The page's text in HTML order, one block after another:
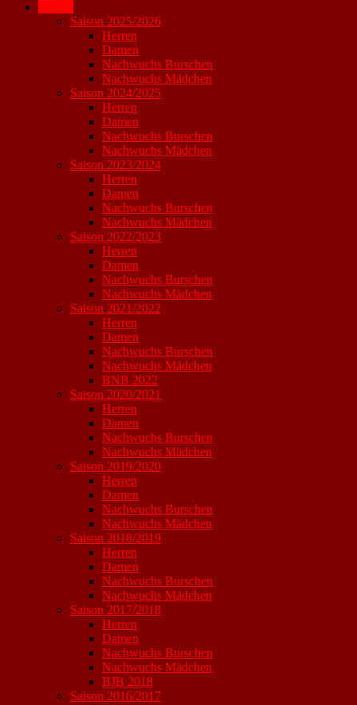
Saison 2025/2026
Herren
Damen
Nachwuchs Burschen
Nachwuchs Mädchen
Saison 2024/2025
Herren
Damen
Nachwuchs Burschen
Nachwuchs Mädchen
Saison 2023/2024
Herren
Damen
Nachwuchs Burschen
Nachwuchs Mädchen
Saison 2022/2023
Herren
Damen
Nachwuchs Burschen
Nachwuchs Mädchen
Saison 2021/2022
Herren
Damen
Nachwuchs Burschen
Nachwuchs Mädchen
BNB 2022
Saison 2020/2021
Herren
Damen
Nachwuchs Burschen
Nachwuchs Mädchen
Saison 2019/2020
Herren
Damen
Nachwuchs Burschen
Nachwuchs Mädchen
Saison 2018/2019
Herren
Damen
Nachwuchs Burschen
Nachwuchs Mädchen
Saison 2017/2018
Herren
Damen
Nachwuchs Burschen
Nachwuchs Mädchen
BJB 2018
Saison 2016/2017